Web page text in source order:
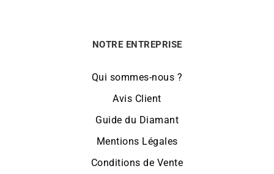
NOTRE ENTREPRISE
Qui sommes-nous ?
Avis Client
Guide du Diamant
Mentions Légales
Conditions de Vente